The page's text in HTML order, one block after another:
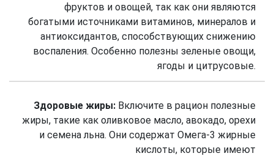
фруктов и овощей, так как они являются
богатыми источниками витаминов, минералов и
антиоксидантов, способствующих снижению
воспаления. Особенно полезны зеленые овощи,
ягоды и цитрусовые.
Здоровые жиры: Включите в рацион полезные
жиры, такие как оливковое масло, авокадо, орехи
и семена льна. Они содержат Омега-3 жирные
кислоты, которые имеют